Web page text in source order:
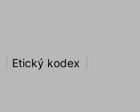
Etický kodex